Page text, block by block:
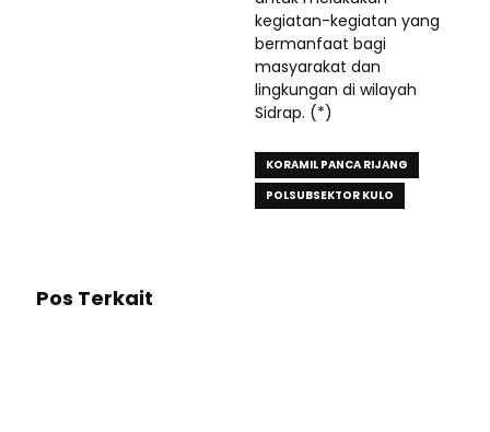
kegiatan-kegiatan yang
bermanfaat bagi
masyarakat dan
lingkungan di wilayah
Sidrap. (*)
KORAMIL PANCA RIJANG
POLSUBSEKTOR KULO
Pos Terkait